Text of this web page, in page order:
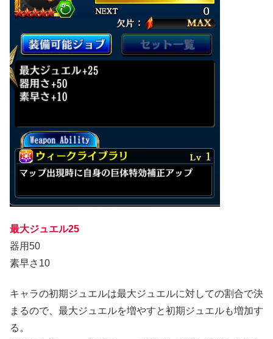
最大ジュエル25
器用50
素早さ10
キャラの初期ジュエルは最大ジュエルに対しての割合で決
まるので、最大ジュエルを増やすと初期ジュエルも増加す
る。